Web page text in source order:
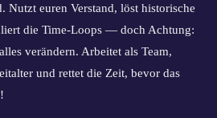
Nutzt euren Verstand, löst historische
die Time-Loops — doch Achtung:
verändern. Arbeitet als Team,
und rettet die Zeit, bevor das